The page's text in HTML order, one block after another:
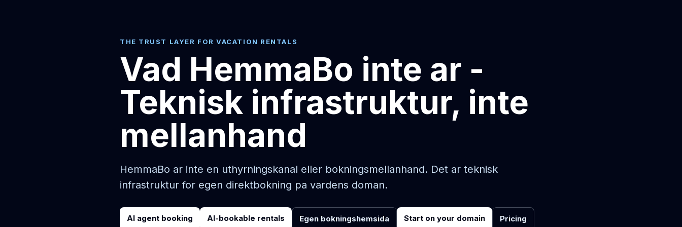
THE TRUST LAYER FOR VACATION RENTALS
Vad HemmaBo inte ar -
Teknisk infrastruktur, inte
mellanhand
HemmaBo ar inte en uthyrningskanal eller bokningsmellanhand. Det ar teknisk
infrastruktur for egen direktbokning pa vardens doman.
AI agent booking AI-bookable rentals Egen bokningshemsida Start on your domain Pricing